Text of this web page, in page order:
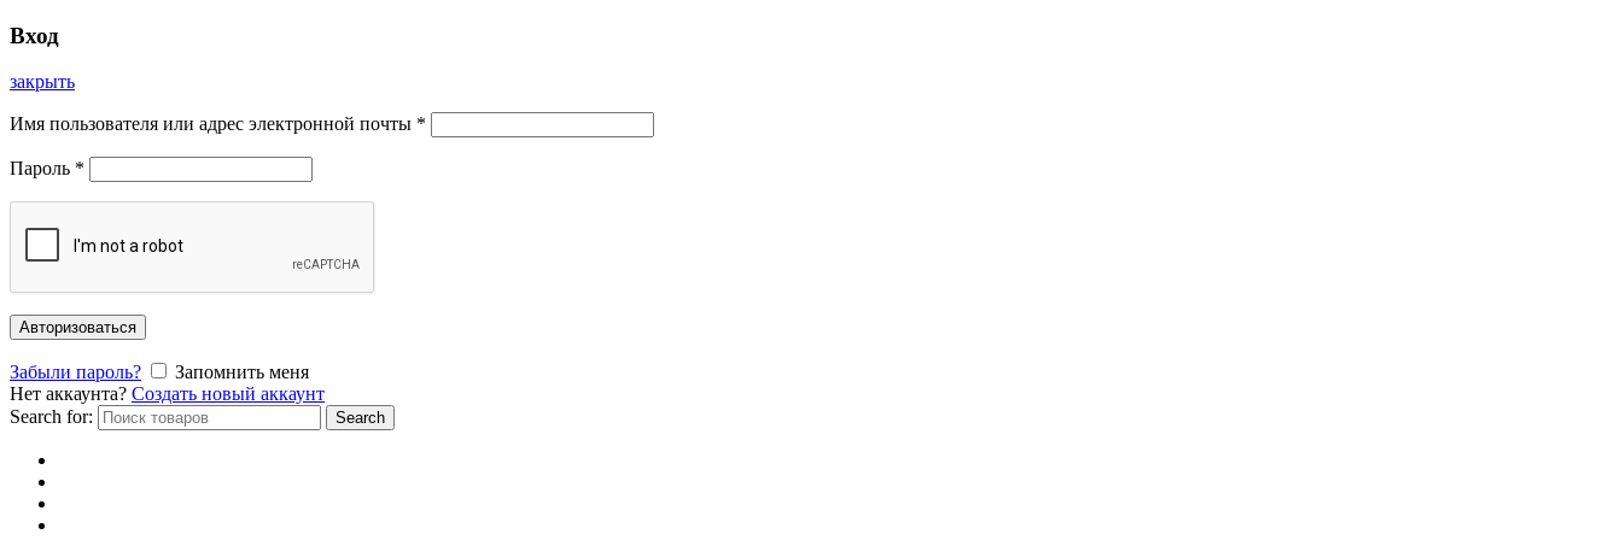
Вход
закрыть
Имя пользователя или адрес электронной почты *
Пароль *
Авторизоваться
Забыли пароль?
Запомнить меня
Нет аккаунта? Создать новый аккаунт
Search for:
Search